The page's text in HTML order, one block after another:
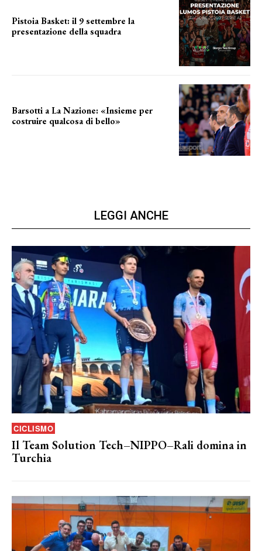
Pistoia Basket: il 9 settembre la
presentazione della squadra
Barsotti a La Nazione: «Insieme per
costruire qualcosa di bello»
LEGGI ANCHE
CICLISMO
Il Team Solution Tech–NIPPO–Rali domina in
Turchia